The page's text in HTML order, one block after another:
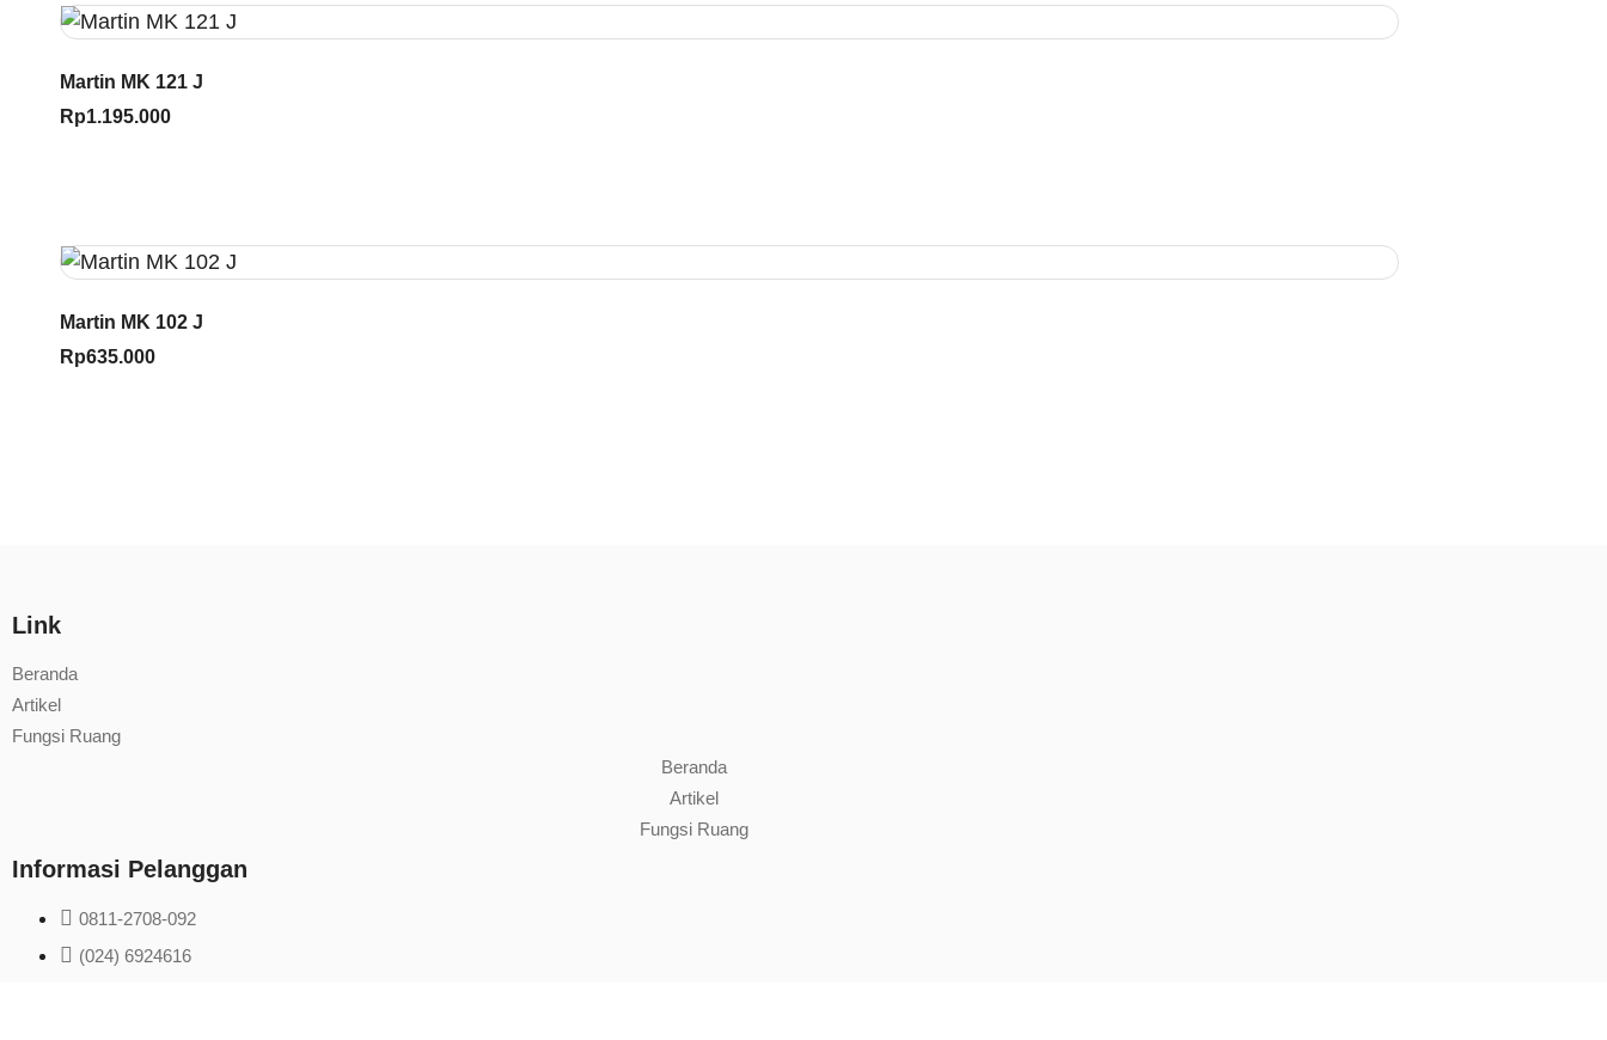
Martin MK 121 J
Rp1.195.000
Martin MK 102 J
Rp635.000
Link
Beranda
Artikel
Fungsi Ruang
Beranda
Artikel
Fungsi Ruang
Informasi Pelanggan
0811-2708-092
(024) 6924616